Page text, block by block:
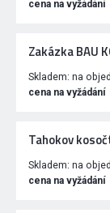
cena na vyžádání
Zakázka BAU
Skladem: na
cena na vyžádání
Tahokov
Skladem: na
cena na vyžádání